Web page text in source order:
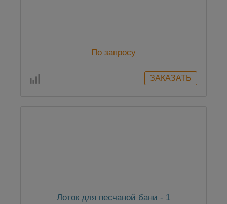
По запросу
Лоток для песчаной бани - 1